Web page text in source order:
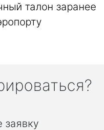
талон заранее
заявку